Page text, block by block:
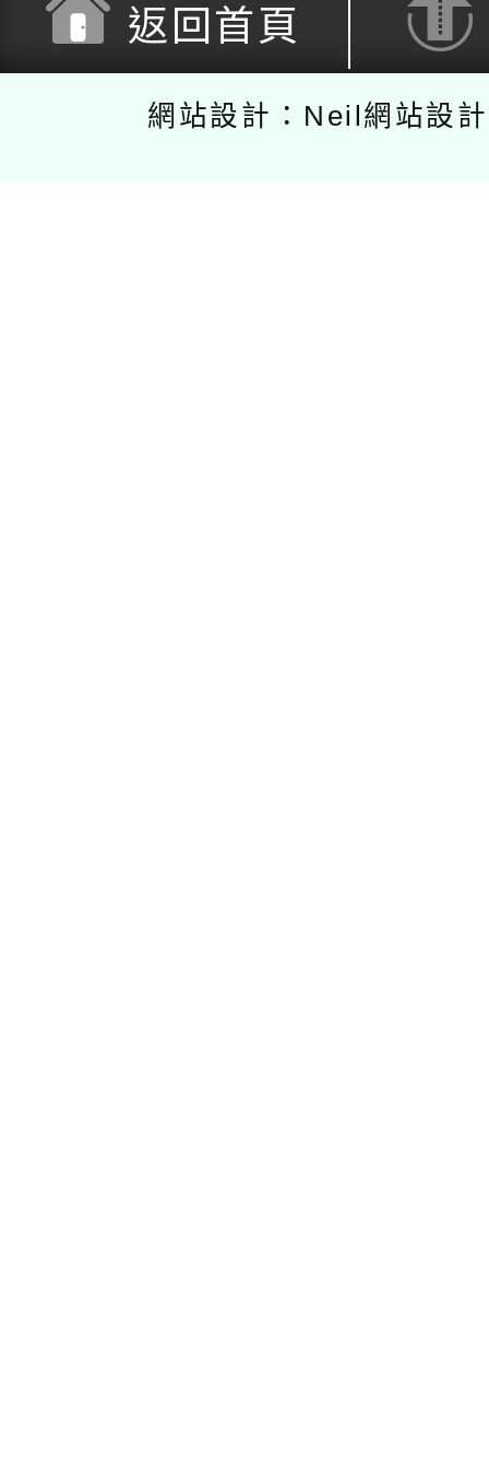
返回首頁
網站設計：Neil網站設